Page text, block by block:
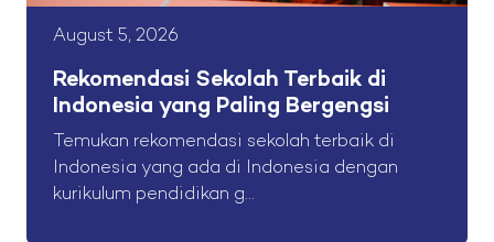
August 5, 2026
Rekomendasi Sekolah Terbaik di
Indonesia yang Paling Bergengsi
Temukan rekomendasi sekolah terbaik di
Indonesia yang ada di Indonesia dengan
kurikulum pendidikan g...